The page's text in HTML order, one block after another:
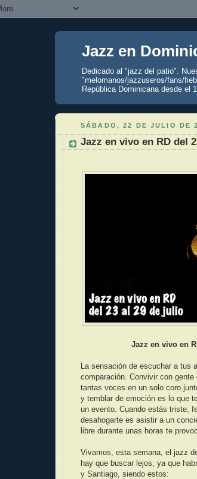
Jazz en
Dedicado al "jazz del patio".
"melomanos/jazzuseros/fans/
República Dominicana desde el
SÁBADO, 22 DE JULIO DE
Jazz en vivo en RD del
Jazz en vivo en
La sensación de escuchar a tus
comparación. Convivir con
tantas voces en un solo coro
y temblar de emoción es lo que
un evento. Cuando estás triste,
desahogarte es asistir a un
libre durante unas horas te
Vivamos, esta semana, el jazz
hay que buscar lejos, ya que
y Santiago, siendo estos: